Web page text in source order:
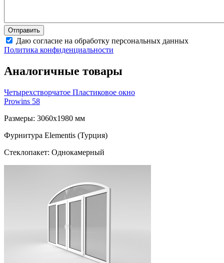
Даю согласие на обработку персональных данных
Политика конфиденциальности
Аналогичные товары
Четырехстворчатое Пластиковое окно
Prowins 58
Размеры: 3060x1980 мм
Фурнитура Elementis (Турция)
Стеклопакет: Однокамерный